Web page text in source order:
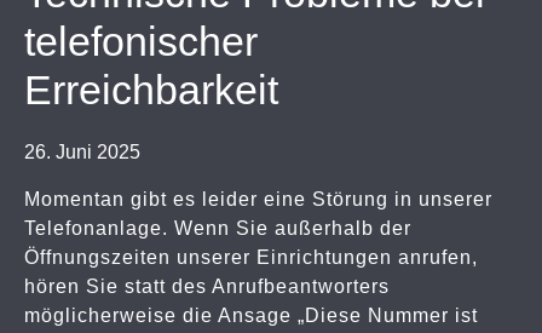
telefonischer
Erreichbarkeit
26. Juni 2025
Momentan gibt es leider eine Störung in unserer
Telefonanlage. Wenn Sie außerhalb der
Öffnungszeiten unserer Einrichtungen anrufen,
hören Sie statt des Anrufbeantworters
möglicherweise die Ansage „Diese Nummer ist